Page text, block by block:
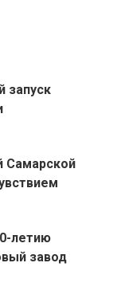
запуск
Самарской
летию
завод